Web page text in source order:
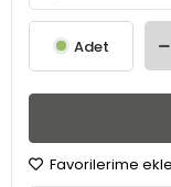
Adet
Favorilerime ekle